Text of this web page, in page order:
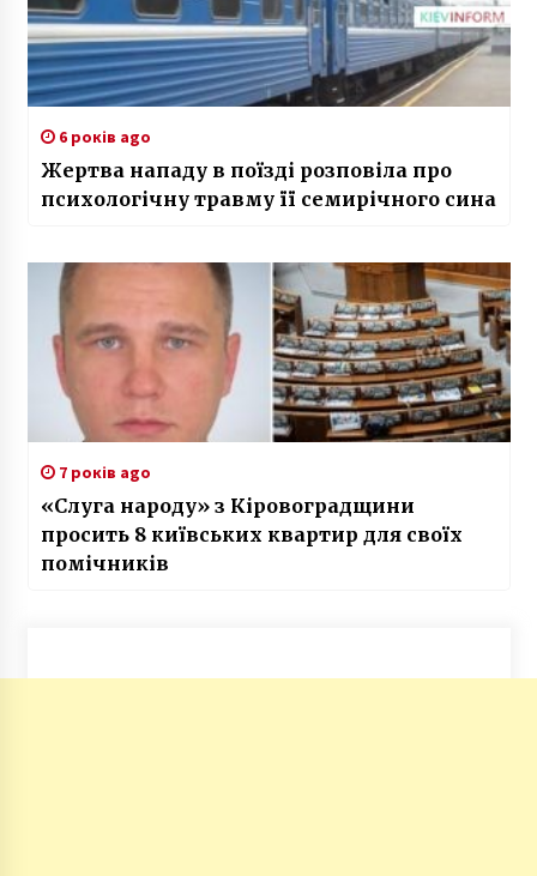
6 років ago
Жертва нападу в поїзді розповіла про
психологічну травму її семирічного сина
7 років ago
«Слуга народу» з Кіровоградщини
просить 8 київських квартир для своїх
помічників